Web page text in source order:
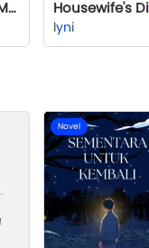
Mendahului Matahari
lyni
Novel